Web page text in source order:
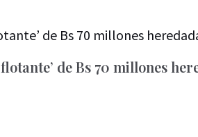
de Bs 70 millones